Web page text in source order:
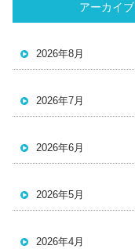
アーカイブ
2026年8月
2026年7月
2026年6月
2026年5月
2026年4月